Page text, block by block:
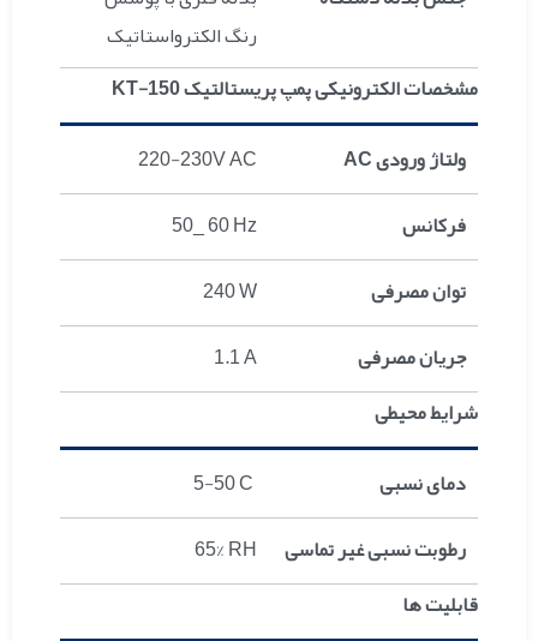
رنگ الکترواستاتیک
مشخصات الکترونیکی پمپ پریستالتیک KT-150
ولتاژ ورودی AC
220-230V AC
فرکانس
50_ 60 Hz
توان مصرفی
240 W
جریان مصرفی
1.1 A
شرایط محیطی
دمای نسبی
5-50 C
رطوبت نسبی غیر تماسی
65% RH
قابلیت ها